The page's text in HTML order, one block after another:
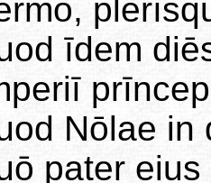
īdem
Nōlae in
pater